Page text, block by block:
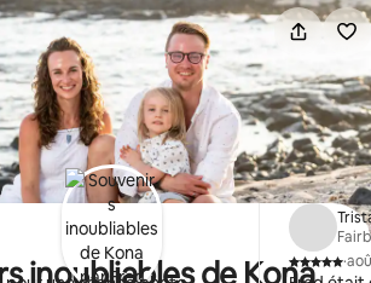
inoubliables de Kona
,
·